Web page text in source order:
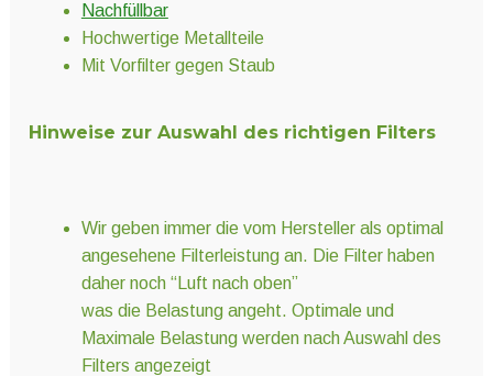
Nachfüllbar
Hochwertige Metallteile
Mit Vorfilter gegen Staub
Hinweise zur Auswahl des richtigen Filters
Wir geben immer die vom Hersteller als optimal
angesehene Filterleistung an. Die Filter haben
daher noch “Luft nach oben”
was die Belastung angeht. Optimale und
Maximale Belastung werden nach Auswahl des
Filters angezeigt